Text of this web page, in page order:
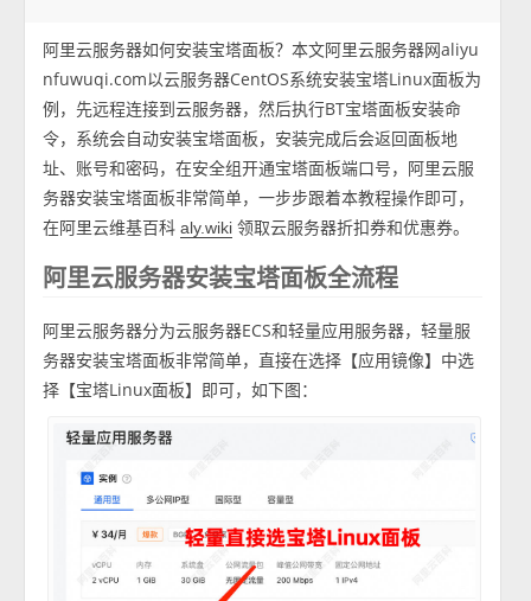
阿里云服务器如何安装宝塔面板？本文阿里云服务器网aliyu
nfuwuqi.com以云服务器CentOS系统安装宝塔Linux面板为
例，先远程连接到云服务器，然后执行BT宝塔面板安装命
令，系统会自动安装宝塔面板，安装完成后会返回面板地
址、账号和密码，在安全组开通宝塔面板端口号，阿里云服
务器安装宝塔面板非常简单，一步步跟着本教程操作即可，
在阿里云维基百科aly.wiki 领取云服务器折扣券和优惠券。
阿里云服务器安装宝塔面板全流程
阿里云服务器分为云服务器ECS和轻量应用服务器，轻量服
务器安装宝塔面板非常简单，直接在选择【应用镜像】中选
择【宝塔Linux面板】即可，如下图：